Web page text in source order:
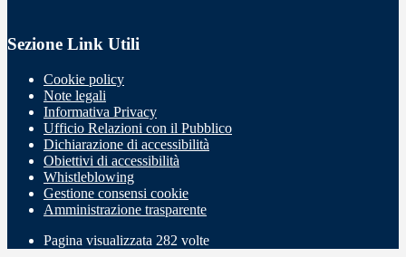
Sezione Link Utili
Cookie policy
Note legali
Informativa Privacy
Ufficio Relazioni con il Pubblico
Dichiarazione di accessibilità
Obiettivi di accessibilità
Whistleblowing
Gestione consensi cookie
Amministrazione trasparente
Pagina visualizzata 282 volte